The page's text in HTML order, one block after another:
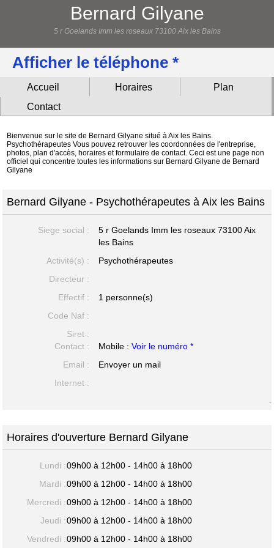
Bernard Gilyane
5 r Goelands Imm les roseaux 73100 Aix les Bains
Afficher le téléphone *
Accueil Horaires
Plan
Contact
Bienvenue sur le site de Bernard Gilyane situé à Aix les Bains.
Psychothérapeutes Vous pouvez retrouver les coordonnées de l'entreprise,
photos, plan d'accès, horaires et formulaire de contact. Ceci est une page non
officiel qui concentre toutes les informations sur Bernard Gilyane de Bernard
Gilyane
Bernard Gilyane - Psychothérapeutes à Aix les Bains
Siege social : 5 r Goelands Imm les roseaux73100 Aix
les Bains
Activité(s) :
Psychothérapeutes
Directeur :
Effectif :
1 personne(s)
Code Naf :
Siret :
Contact :
Mobile :Voir le numéro *
Email :
Envoyer un mail
Internet :
-
Horaires d'ouverture Bernard Gilyane
Lundi :09h00 à 12h00 - 14h00 à 18h00
Mardi :09h00 à 12h00 - 14h00 à 18h00
Mercredi :09h00 à 12h00 - 14h00 à 18h00
Jeudi :09h00 à 12h00 - 14h00 à 18h00
Vendredi :09h00 à 12h00 - 14h00 à 18h00